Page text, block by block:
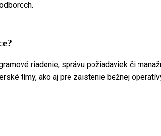
riadenie, správu požiadaviek či
tímy, ako aj pre zaistenie bežnej